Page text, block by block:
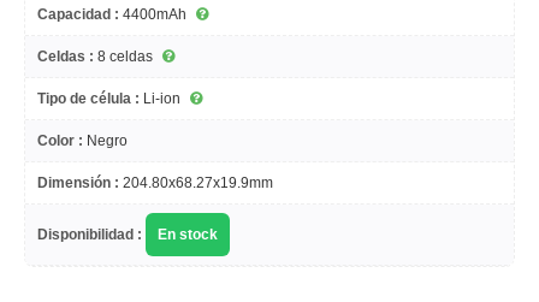
Capacidad : 4400mAh
Celdas : 8 celdas
Tipo de célula : Li-ion
Color : Negro
Dimensión : 204.80x68.27x19.9mm
Disponibilidad : En stock